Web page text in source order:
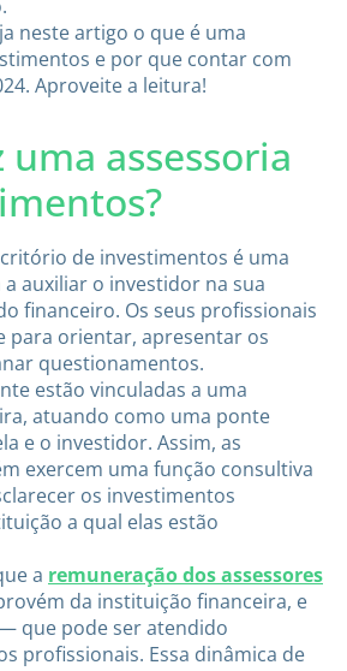
neste artigo o que é uma
e por que contar com
Aproveite a leitura!
uma assessoria
de investimentos é uma
auxiliar o investidor na sua
financeiro. Os seus profissionais
para orientar, apresentar os
questionamentos.
estão vinculadas a uma
atuando como uma ponte
e o investidor. Assim, as
exercem uma função consultiva
os investimentos
a qual elas estão
a remuneração dos assessores
da instituição financeira, e
que pode ser atendido
profissionais. Essa dinâmica de